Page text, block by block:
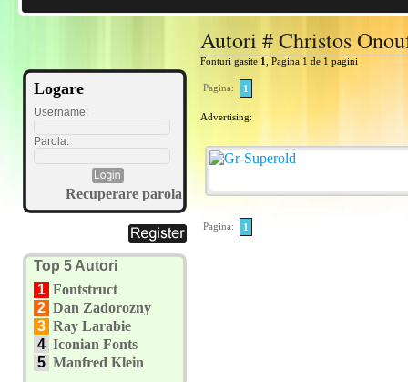
Logare
Username:
Parola:
Recuperare parola
Top 5 Autori
1 Fontstruct
2 Dan Zadorozny
3 Ray Larabie
4 Iconian Fonts
5 Manfred Klein
Autori # Christos
Fonturi gasite 1 , Pagina 1 de 1 pagini
Pagina: 1
Advertising:
Pagina: 1